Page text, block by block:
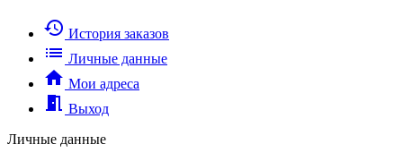
history История заказов
list Личные данные
home Мои адреса
meeting_room Выход
Личные данные